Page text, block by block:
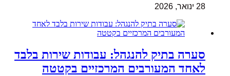
28 ינואר, 2026
סערה בתיק להנגהל: עבודות שירות בלבד
לאחד המעורבים המרכזיים בקטטה